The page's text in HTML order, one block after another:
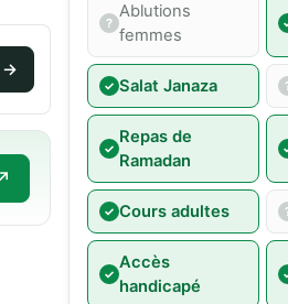
→
Ablutions
femmes
Salat Janaza
Repas de
Ramadan
Cours adultes
Accès
handicapé